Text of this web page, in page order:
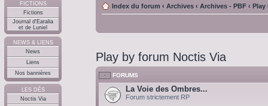
FICTIONS
Fictions
Journal d'Earalia
et de Luniel
NEWS & LIENS
News
Liens
Nos bannières
LES DÉS
Noctis Via
Index du forum ‹ Archives ‹ Archives - PBF ‹ Play
Play by forum Noctis Via
FORUMS
La Voie des Ombres...
Forum strictement RP